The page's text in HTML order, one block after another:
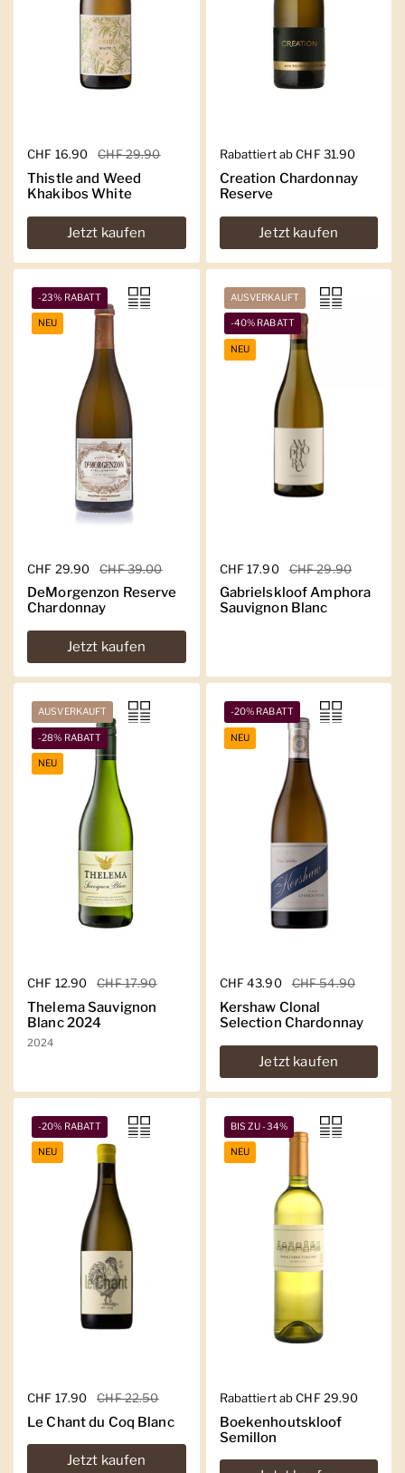
Regulärer Preis
CHF 16.90 Sale-Preis
CHF 29.90
Thistle and Weed
Khakibos White
Jetzt kaufen
Regulärer Preis
Rabattiert ab CHF 31.90
Creation Chardonnay
Reserve
Jetzt kaufen
Regulärer Preis
CHF 29.90 Sale-Preis
CHF 39.00
DeMorgenzon Reserve
Chardonnay
Jetzt kaufen
-23% RABATT
NEU
Regulärer Preis
CHF 17.90 Sale-Preis
CHF 29.90
Gabrielskloof Amphora
Sauvignon Blanc
AUSVERKAUFT
-40% RABATT
NEU
Regulärer Preis
CHF 12.90 Sale-Preis
CHF 17.90
Thelema Sauvignon
Blanc 2024
2024
AUSVERKAUFT
-28% RABATT
NEU
Regulärer Preis
CHF 43.90 Sale-Preis
CHF 54.90
Kershaw Clonal
Selection Chardonnay
Jetzt kaufen
-20% RABATT
NEU
Regulärer Preis
CHF 17.90 Sale-Preis
CHF 22.50
Le Chant du Coq Blanc
Jetzt kaufen
-20% RABATT
NEU
Regulärer Preis
Rabattiert ab CHF 29.90
Boekenhoutskloof
Semillon
BIS ZU -34%
NEU